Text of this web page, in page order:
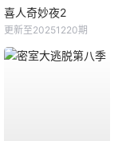
喜人奇妙夜2
更新至20251220期